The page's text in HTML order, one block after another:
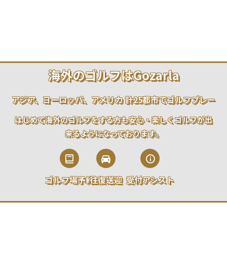
海外のゴルフはGozarla
アジア、ヨーロッパ、アメリカ 計25都市でゴルフプレー
はじめて海外のゴルフをする方も安心・楽しくゴルフが出
来るようになっております。
ゴルフ場予約往復送迎 受付アシスト